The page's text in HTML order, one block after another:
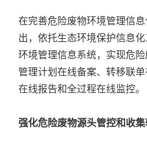
在完善危险废物环境管理信
出，依托生态环境保护信息
环境管理信息系统，实现危险
管理计划在线备案、转移联
在线报告和全过程在线监控。
强化危险废物源头管控和收